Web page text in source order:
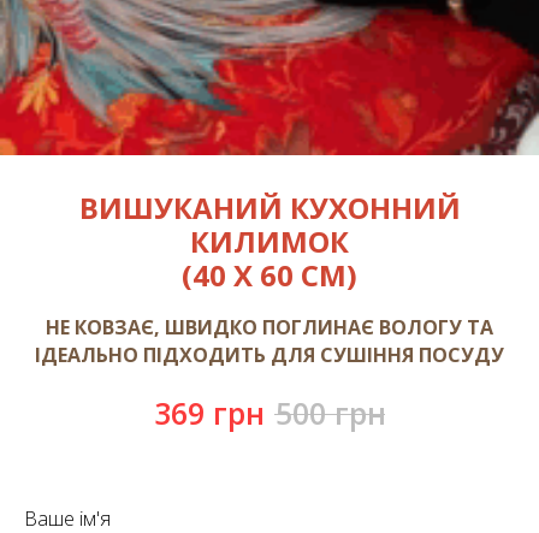
ВИШУКАНИЙ КУХОННИЙ
КИЛИМОК
(40 Х 60 СМ)
НЕ КОВЗАЄ, ШВИДКО ПОГЛИНАЄ ВОЛОГУ ТА
ІДЕАЛЬНО ПІДХОДИТЬ ДЛЯ СУШІННЯ ПОСУДУ
369 грн 500 грн
Ваше ім'я